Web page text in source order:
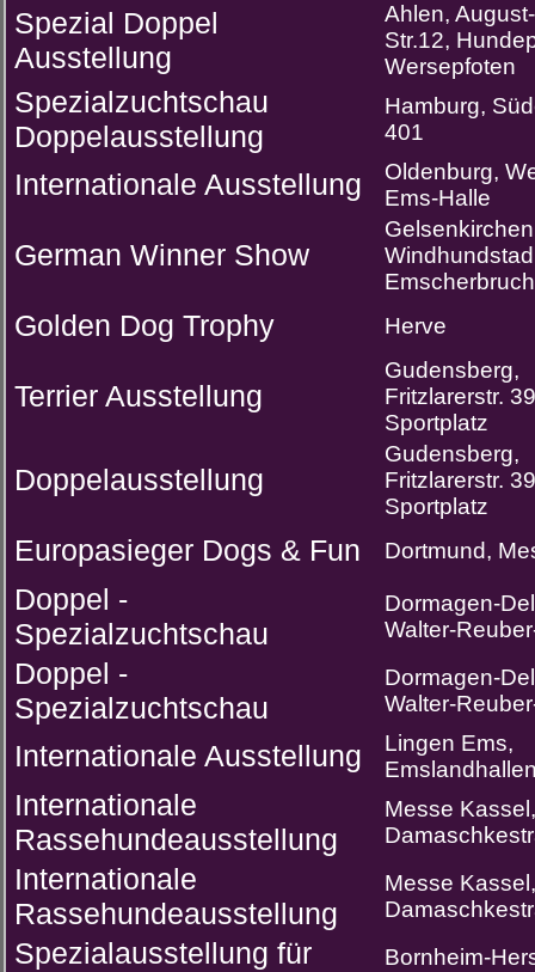
Spezial Doppel
Ausstellung
Ahlen,
Str.12,
Wersepfoten
Spezialzuchtschau
Doppelausstellung
Hamburg,
401
Internationale Ausstellung
Oldenburg,
Ems-Halle
German Winner Show
Emscherbruch
Golden Dog Trophy Herve
Terrier Ausstellung
Gudensberg,
Fritzlarerstr.
Sportplatz
Doppelausstellung
Gudensberg,
Fritzlarerstr.
Sportplatz
Europasieger Dogs & Fun Dortmund,
Doppel -
Spezialzuchtschau
Dormagen-
Walter-
Doppel -
Spezialzuchtschau
Dormagen-
Walter-
Internationale Ausstellung
Lingen Ems,
Internationale
Rassehundeausstellung
Messe Kassel,
Internationale
Rassehundeausstellung
Messe Kassel,
Spezialausstellung für
Bornheim-